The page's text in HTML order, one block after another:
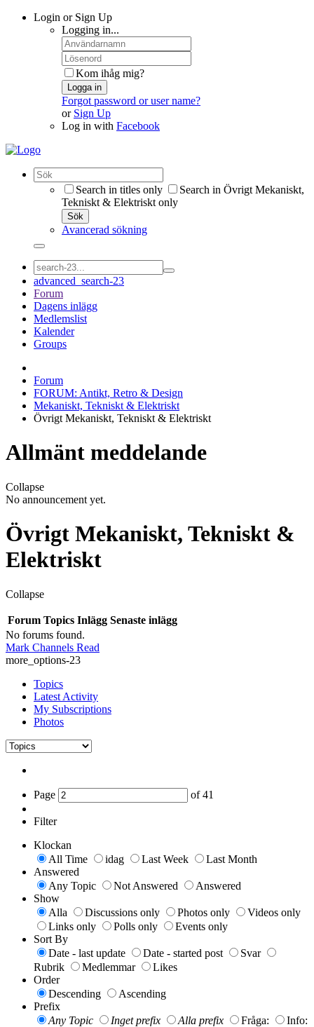
Login or Sign Up
Logging in...
Kom ihåg mig?
Logga in
Forgot password or user name?
or Sign Up
Log in with Facebook
Search in titles only
Search in Övrigt Mekaniskt,
Tekniskt & Elektriskt only
Sök
Avancerad sökning
advanced_search-23
Forum
Dagens inlägg
Medlemslist
Kalender
Groups
Forum
FORUM: Antikt, Retro & Design
Mekaniskt, Tekniskt & Elektriskt
Övrigt Mekaniskt, Tekniskt & Elektriskt
Allmänt meddelande
Collapse
No announcement yet.
Övrigt Mekaniskt, Tekniskt &
Elektriskt
Collapse
Forum Topics Inlägg Senaste inlägg
No forums found.
Mark Channels Read
more_options-23
Topics
Latest Activity
My Subscriptions
Photos
Page of41
Filter
Klockan
All Time
idag Last Week
Last Month
Answered
Any Topic
Not Answered
Answered
Show
Alla
Discussions only Photos only
Videos only
Links only
Polls only
Events only
Sort By
Date - last update
Date - started post
Svar
Rubrik
Medlemmar
Likes
Order
Descending
Ascending
Prefix
Any Topic
Inget prefix Alla prefix Fråga:
Info: